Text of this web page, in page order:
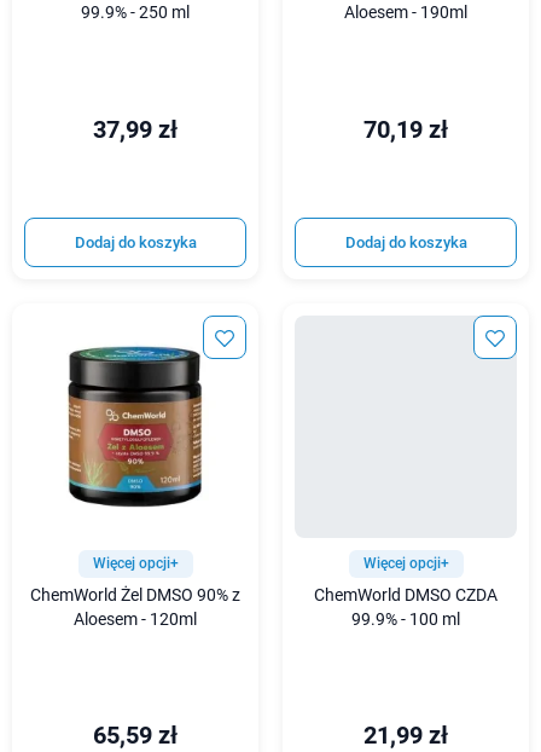
99.9% - 250 ml
37,99 zł
Dodaj do koszyka
Aloesem - 190ml
70,19 zł
Dodaj do koszyka
Więcej opcji+
ChemWorld Żel DMSO 90% z
Aloesem - 120ml
65,59 zł
Więcej opcji+
ChemWorld DMSO CZDA
99.9% - 100 ml
21,99 zł